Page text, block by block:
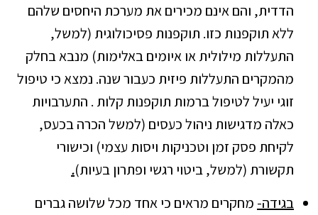
הדדית, והם אינם מכירים את מערכת היחסים שלהם
ללא תוקפנות כזו. תוקפנות פסיכולוגית (למשל,
התעללות מילולית או איומים באלימות) מנבא בחלק
מהמקרים התעללות פיזית כעבור שנה. נמצא כי טיפול
זוגי יעיל לטיפול ברמות תוקפנות קלות . התערבויות
כאלה מדגישות ניהול כעסים (למשל הכרה בכעס,
לקיחת פסק זמן וטכניקות ויסות עצמי) וכישורי
תקשורת (למשל, ביטוי רגשי ופתרון בעיות).
בגידה- מחקרים מראים כי אחד מכל שלושה גברים